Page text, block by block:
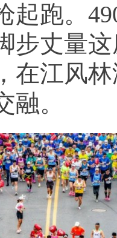
起跑。
步丈量
在江风
。